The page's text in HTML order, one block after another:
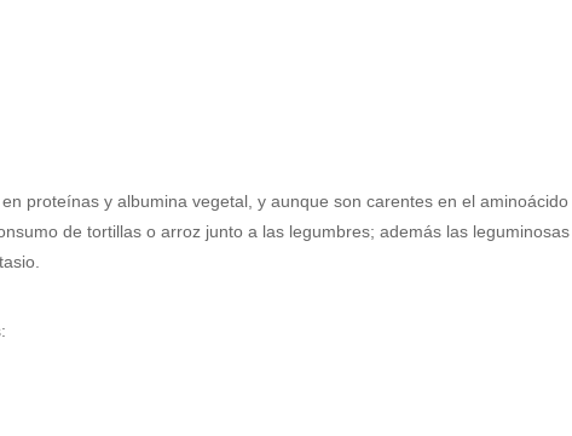
proteínas y albumina vegetal, y aunque son carentes en el
de tortillas o arroz junto a las legumbres; además las